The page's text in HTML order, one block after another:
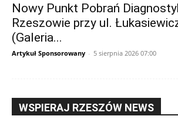
Nowy Punkt Pobrań
Rzeszowie przy ul.
(Galeria...
Artykuł Sponsorowany - 5 sierpnia 2026 07:00
WSPIERAJ RZESZÓW NEWS